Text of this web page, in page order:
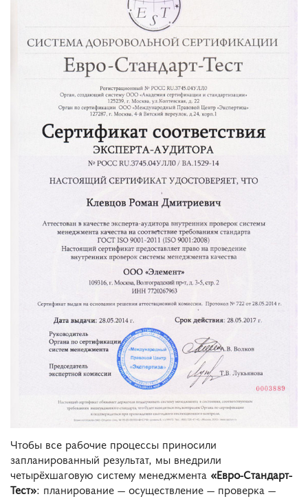
Чтобы все рабочие процессы приносили
запланированный результат, мы внедрили
четырёхшаговую систему менеджмента «Евро-Стандарт-
Тест»: планирование — осуществление — проверка —